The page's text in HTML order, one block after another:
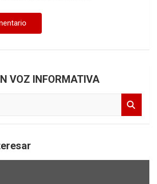
VOZ INFORMATIVA